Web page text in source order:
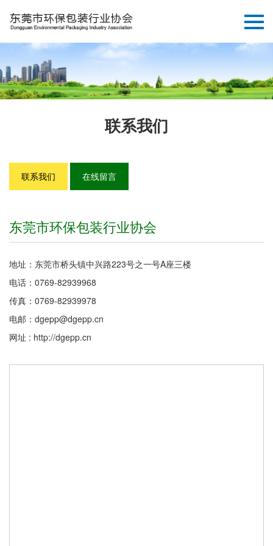
联系我们
联系我们 在线留言
东莞市环保包装行业协会
地址：东莞市桥头镇中兴路223号之一号A座三楼
电话：0769-82939968
传真：0769-82939978
电邮：dgepp@dgepp.cn
网址 : http://dgepp.cn